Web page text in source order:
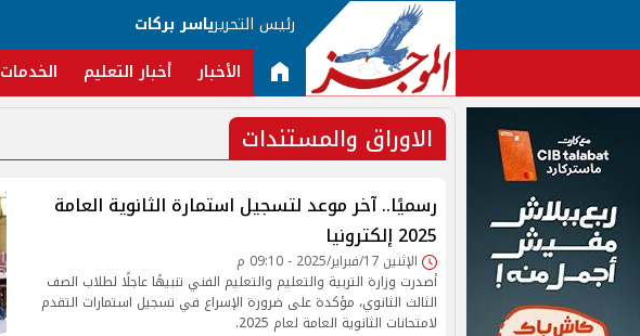
رئيس التحريرياسر بركات
الأخبار أخبار التعليم الخدمات
الاوراق والمستندات
رسميًا.. آخر موعد لتسجيل استمارة الثانوية العامة
2025 إلكترونيا
الإثنين 17/فبراير/2025 - 09:10 م
أصدرت وزارة التربية والتعليم والتعليم الفني تنبيهًا عاجلًا لطلاب الصف
الثالث الثانوي، مؤكدة على ضرورة الإسراع في تسجيل استمارات التقدم
لامتحانات الثانوية العامة لعام 2025.